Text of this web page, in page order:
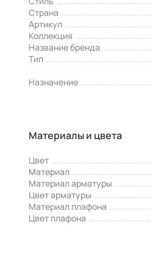
Страна
Артикул
Коллекция
Название бренда
Тип
Назначение
Материалы и цвета
Цвет
Материал
Материал арматуры
Цвет арматуры
Материал плафона
Цвет плафона